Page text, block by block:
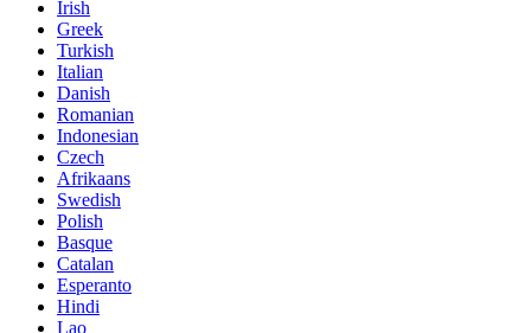
Irish
Greek
Turkish
Italian
Danish
Romanian
Indonesian
Czech
Afrikaans
Swedish
Polish
Basque
Catalan
Esperanto
Hindi
Lao